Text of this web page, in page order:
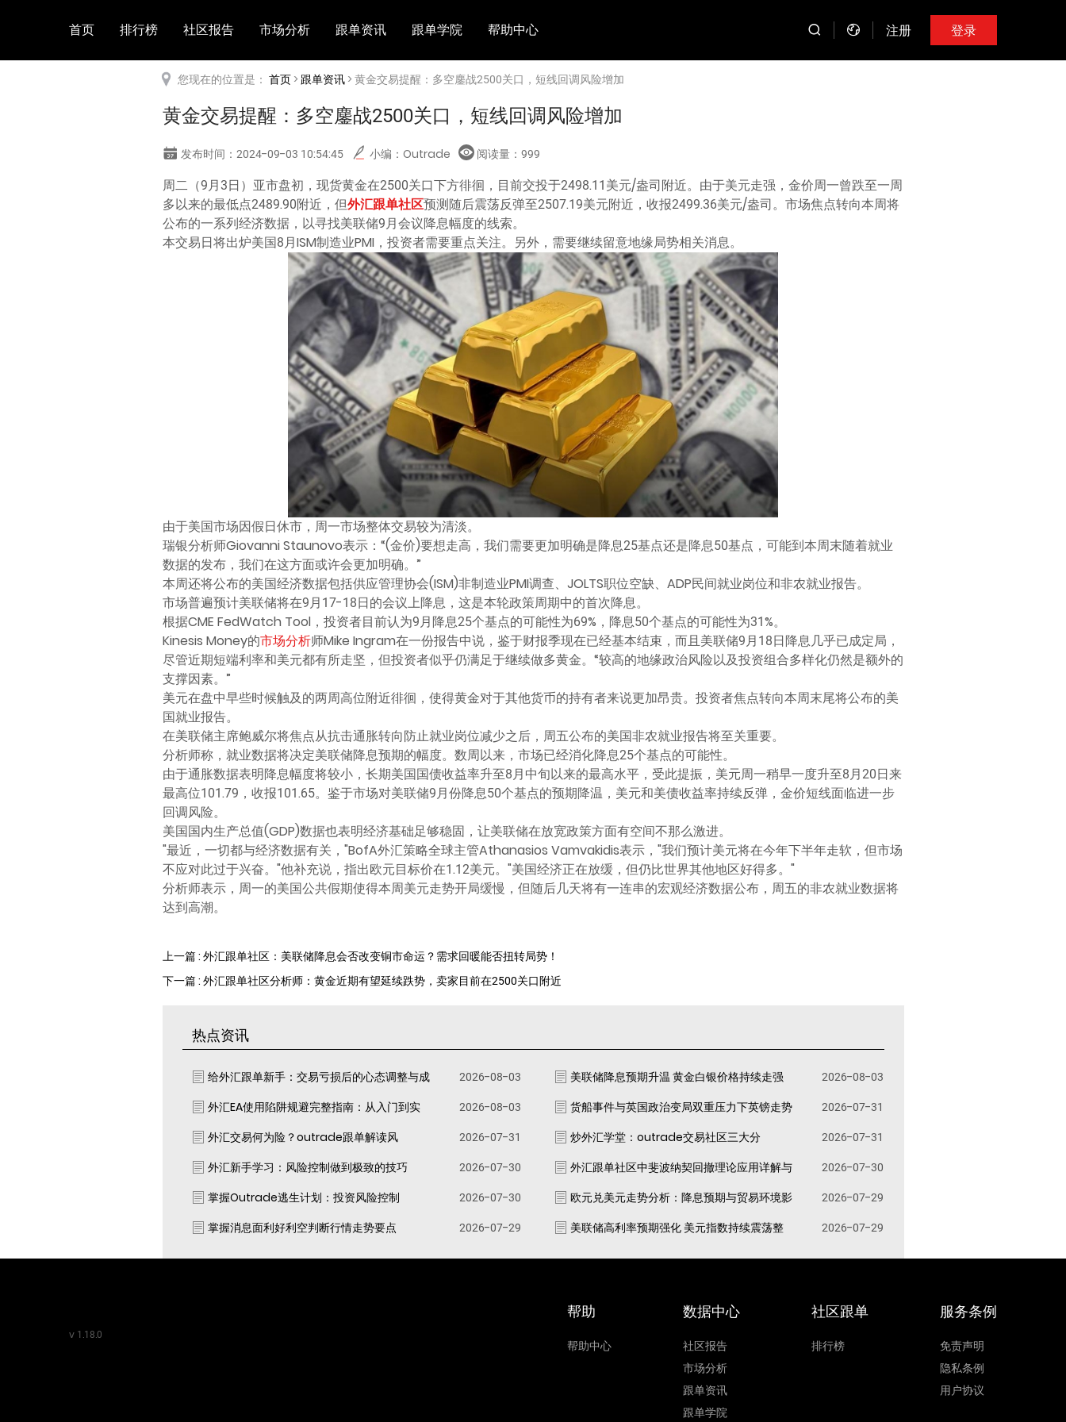
首页 排行榜 社区报告 市场分析 跟单资讯 跟单学院 帮助中心 注册 登录
您现在的位置是： 首页>跟单资讯> 黄金交易提醒：多空鏖战2500关口，短线回调风险增加
黄金交易提醒：多空鏖战2500关口，短线回调风险增加
发布时间：2024-09-03 10:54:45 小编：Outrade 阅读量： 999
周二（9月3日）亚市盘初，现货黄金在2500关口下方徘徊，目前交投于2498.11美元/盎司附近。由于美元走强，金价周一曾跌至一周
多以来的最低点2489.90附近，但外汇跟单社区预测随后震荡反弹至2507.19美元附近，收报2499.36美元/盎司。市场焦点转向本周将
公布的一系列经济数据，以寻找美联储9月会议降息幅度的线索。
本交易日将出炉美国8月ISM制造业PMI，投资者需要重点关注。另外，需要继续留意地缘局势相关消息。
由于美国市场因假日休市，周一市场整体交易较为清淡。
瑞银分析师Giovanni Staunovo表示：“(金价)要想走高，我们需要更加明确是降息25基点还是降息50基点，可能到本周末随着就业
数据的发布，我们在这方面或许会更加明确。”
本周还将公布的美国经济数据包括供应管理协会(ISM)非制造业PMI调查、JOLTS职位空缺、ADP民间就业岗位和非农就业报告。
市场普遍预计美联储将在9月17-18日的会议上降息，这是本轮政策周期中的首次降息。
根据CME FedWatch Tool，投资者目前认为9月降息25个基点的可能性为69%，降息50个基点的可能性为31%。
Kinesis Money的市场分析师Mike Ingram在一份报告中说，鉴于财报季现在已经基本结束，而且美联储9月18日降息几乎已成定局，
尽管近期短端利率和美元都有所走坚，但投资者似乎仍满足于继续做多黄金。“较高的地缘政治风险以及投资组合多样化仍然是额外的
支撑因素。”
美元在盘中早些时候触及的两周高位附近徘徊，使得黄金对于其他货币的持有者来说更加昂贵。投资者焦点转向本周末尾将公布的美
国就业报告。
在美联储主席鲍威尔将焦点从抗击通胀转向防止就业岗位减少之后，周五公布的美国非农就业报告将至关重要。
分析师称，就业数据将决定美联储降息预期的幅度。数周以来，市场已经消化降息25个基点的可能性。
由于通胀数据表明降息幅度将较小，长期美国国债收益率升至8月中旬以来的最高水平，受此提振，美元周一稍早一度升至8月20日来
最高位101.79，收报101.65。鉴于市场对美联储9月份降息50个基点的预期降温，美元和美债收益率持续反弹，金价短线面临进一步
回调风险。
美国国内生产总值(GDP)数据也表明经济基础足够稳固，让美联储在放宽政策方面有空间不那么激进。
"最近，一切都与经济数据有关，"BofA外汇策略全球主管Athanasios Vamvakidis表示，"我们预计美元将在今年下半年走软，但市场
不应对此过于兴奋。"他补充说，指出欧元目标价在1.12美元。"美国经济正在放缓，但仍比世界其他地区好得多。"
分析师表示，周一的美国公共假期使得本周美元走势开局缓慢，但随后几天将有一连串的宏观经济数据公布，周五的非农就业数据将
达到高潮。
上一篇 : 外汇跟单社区：美联储降息会否改变铜市命运？需求回暖能否扭转局势！
下一篇 : 外汇跟单社区分析师：黄金近期有望延续跌势，卖家目前在2500关口附近
热点资讯
给外汇跟单新手：交易亏损后的心态调整与成 2026-08-03 美联储降息预期升温 黄金白银价格持续走强
2026-08-03
外汇EA使用陷阱规避完整指南：从入门到实
2026-08-03 货船事件与英国政治变局双重压力下英镑走势
2026-07-31
外汇交易何为险？outrade跟单解读风
2026-07-31 炒外汇学堂：outrade交易社区三大分
2026-07-31
外汇新手学习：风险控制做到极致的技巧
2026-07-30 外汇跟单社区中斐波纳契回撤理论应用详解与
2026-07-30
掌握Outrade逃生计划：投资风险控制
2026-07-30 欧元兑美元走势分析：降息预期与贸易环境影
2026-07-29
掌握消息面利好利空判断行情走势要点
2026-07-29 美联储高利率预期强化 美元指数持续震荡整 2026-07-29
v 1.18.0
帮助
帮助中心
数据中心
社区报告
市场分析
跟单资讯
跟单学院
社区跟单
排行榜
服务条例
免责声明
隐私条例
用户协议